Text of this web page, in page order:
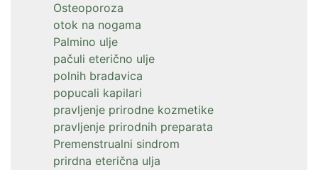
Osteoporoza
otok na nogama
Palmino ulje
pačuli eterično ulje
polnih bradavica
popucali kapilari
pravljenje prirodne kozmetike
pravljenje prirodnih preparata
Premenstrualni sindrom
prirdna eterična ulja